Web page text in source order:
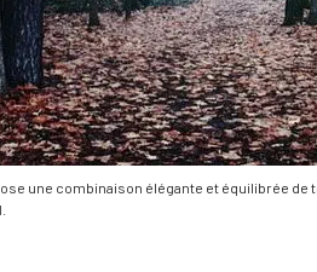
une combinaison élégante et équilibrée